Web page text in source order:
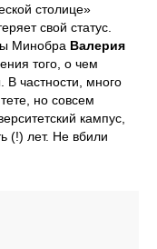
столице»
свой статус.
Минобра Валерия
того, о чем
частности, много
но совсем
кампус,
(!) лет. Не вбили